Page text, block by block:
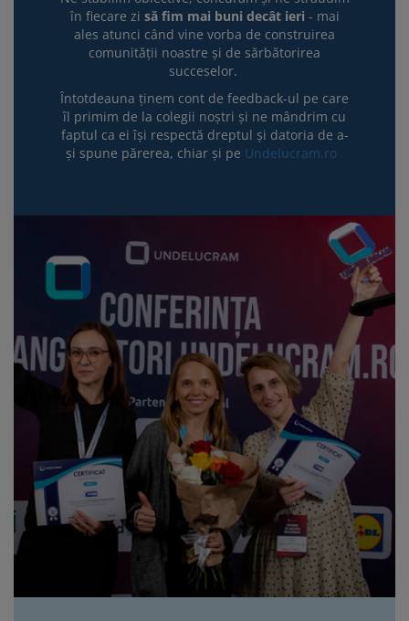
în fiecare zi să fim mai buni decât ieri - mai
ales atunci când vine vorba de construirea
comunității noastre și de sărbătorirea
succeselor.
Întotdeauna ținem cont de feedback-ul pe care
îl primim de la colegii noștri și ne mândrim cu
faptul ca ei își respectă dreptul și datoria de a-
și spune părerea, chiar și pe Undelucram.ro